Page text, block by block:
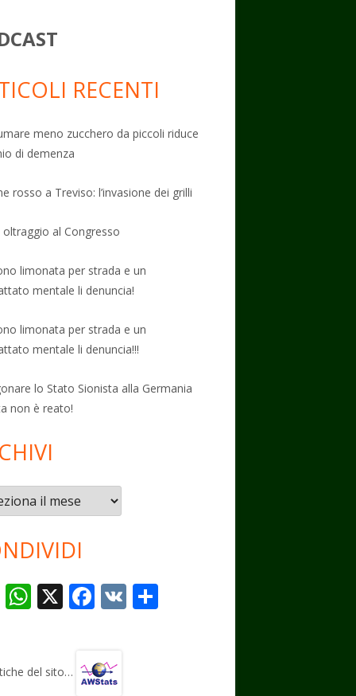
RECENTI
meno zucchero da piccoli riduce
di demenza
rosso a Treviso: l’invasione dei grilli
oltraggio al Congresso
limonata per strada e un
mentale li denuncia!
limonata per strada e un
mentale li denuncia!!!
lo Stato Sionista alla Germania
non è reato!
T
gr
W
s
X F
b
V
del sito…